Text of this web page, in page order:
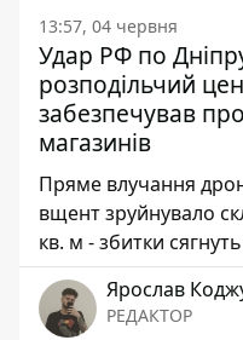
13:57, 04 червня
Удар РФ по
розподільчий
забезпечував
магазинів
Пряме влучання
вщент зруйнувало
кв. м - збитки
Ярослав
РЕДАКТОР